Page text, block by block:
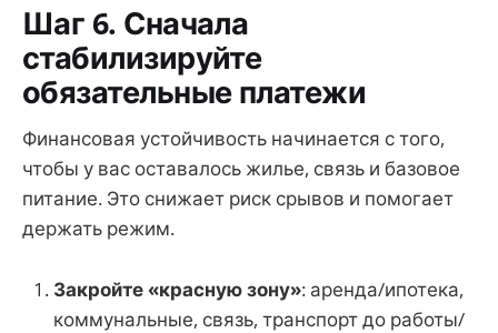
Шаг 6. Сначала
стабилизируйте
обязательные платежи
Финансовая устойчивость начинается с того,
чтобы у вас оставалось жилье, связь и базовое
питание. Это снижает риск срывов и помогает
держать режим.
Закройте «красную зону»: аренда/ипотека,
коммунальные, связь, транспорт до работы/